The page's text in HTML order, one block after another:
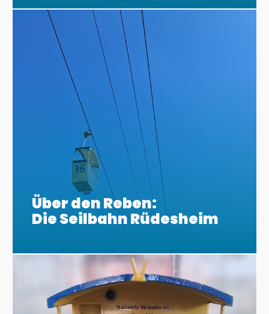
Über den Reben:
Die Seilbahn Rüdesheim